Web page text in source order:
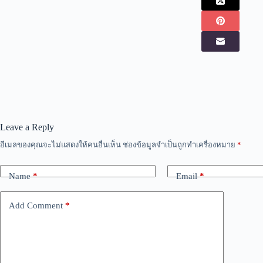
Leave a Reply
อีเมลของคุณจะไม่แสดงให้คนอื่นเห็น ช่องข้อมูลจำเป็นถูกทำเครื่องหมาย *
Name* Email*
Add Comment *